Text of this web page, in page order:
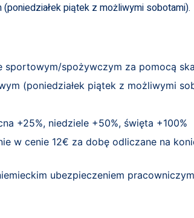
piątek z możliwymi sobotami).
sportowym/spożywczym za pomocą
(poniedziałek piątek z możliwymi
+25%, niedziele +50%, święta +100%
w cenie 12€ za dobę odliczane na
ubezpieczeniem